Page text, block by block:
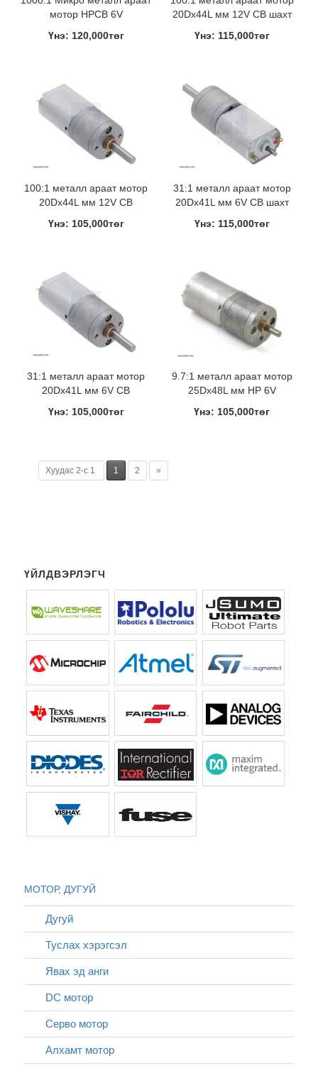
мотор HPCB 6V
Үнэ: 120,000төг
20Dx44L мм 12V CB шахт
Үнэ: 115,000төг
100:1 металл араат мотор
20Dx44L мм 12V CB
Үнэ: 105,000төг
31:1 металл араат мотор
20Dx41L мм 6V CB шахт
Үнэ: 115,000төг
31:1 металл араат мотор
20Dx41L мм 6V CB
Үнэ: 105,000төг
9.7:1 металл араат мотор
25Dx48L мм HP 6V
Үнэ: 105,000төг
Хуудас 2-с 1 1 2 »
ҮЙЛДВЭРЛЭГЧ
МОТОР, ДУГУЙ
Дугуй
Туслах хэрэгсэл
Явах эд анги
DC мотор
Серво мотор
Алхамт мотор